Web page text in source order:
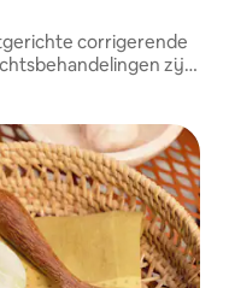
corrigerende
zijn